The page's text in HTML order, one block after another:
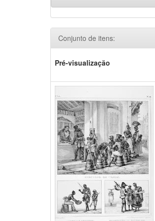
Conjunto de itens:
Pré-visualização